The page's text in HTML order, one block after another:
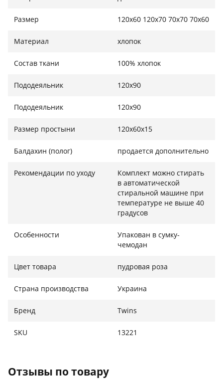
3. Одеяла 120*90;
4. Пододеяльник 120*90;
5.Простынь на резинке 120*60;
6.Бампер 240 см;
7.Косичка 120 см.
С любовью и заботой о вашем ребенке
Размер 120х60 120х70 70х70 70х60
Материал хлопок
Состав ткани 100% хлопок
Пододеяльник 120х90
Пододеяльник 120х90
Размер простыни 120х60х15
Балдахин (полог) продается дополнительно
Рекомендации по уходу
Комплект можно стирать
в автоматической
стиральной машине при
температуре не выше 40
градусов
Особенности
Упакован в сумку-
чемодан
Цвет товара пудровая роза
Страна производства Украина
Бренд Twins
SKU 13221
Отзывы по товару